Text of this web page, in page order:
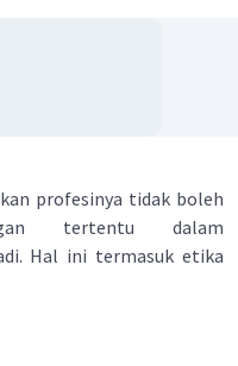
profesinya tidak boleh
tertentu dalam
Hal ini termasuk etika